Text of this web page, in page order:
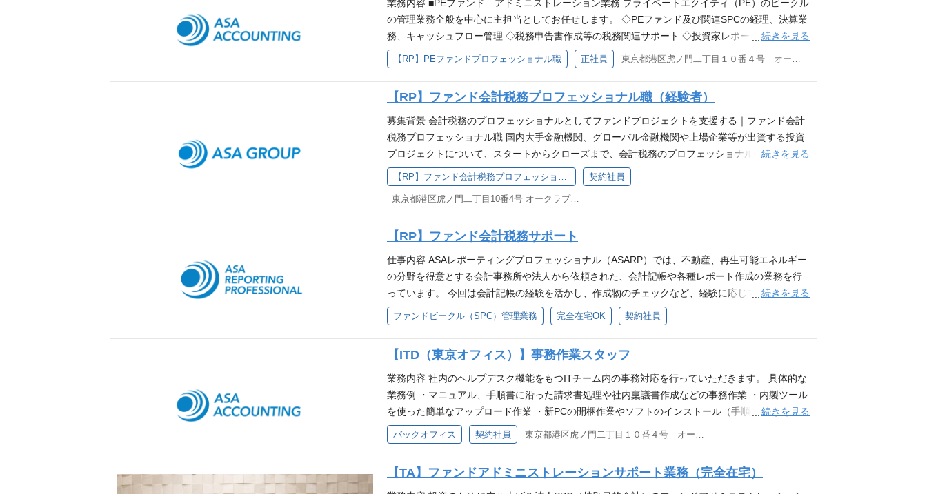
は他職種にチャレンジするなど、将来的にも業務の幅を拡げていくことが可能です。 簡単な仕事
ではありませんが、お互いにサポートしあいながら育児や介護などと両立するメンバーも多く在
籍しています。
業創出、サービス拡大をともに進めていく高いモチベーションをお持ちの方のご応募、お待ちし
ております。 チームの雰囲気 2021年6月に新しく設立されました。 現在、男性1名、女性2名で
す。スタートアップメンバーとして、これまでのご経験・人脈などを活かしてご活躍いただける
方をお待ちしております。
悩みを解決できる、サポートのポジションです。 特に、福岡オフィスで働くメンバーは、東京に
ある書類がすぐに見れません。 そんなときに、PDFにして保存したり、モニター越しにコミュニ
ながります。 あなたの頑張りがそのまま目に見えて分かるため、みんなから「ありがとう！」
も安心してスタートできますよ！ ブランクのある方も大歓迎です！ チームの雰囲気 ASAグループ
ありますが、共通しているのは、「親切」「優しい」という点。 新入社員の方に入社後にインタ
ビューをすると、「皆さん忙しそうなのに、こんな丁寧に教えてもらえるなんで申し訳ないで
す」と言ってもらえるほど、雰囲気は良く、個人を尊重して働いているメンバーです。
業務内容 ■PEファンド アドミニストレーション業務 プライベートエクイティ（PE）のビークル
の管理業務全般を中心に主担当としてお任せします。 ◇PEファンド及び関連SPCの経理、決算業
務、キャッシュフロー管理 ◇税務申告書作成等の税務関連サポート ◇投資家レポーティング及び
各種投資家対応 ◇会計監査対応 ◇キャピタルコール対応 ◇配当計算等の関連資料の作成業務、
レビュー、チェック ◇ストラクチャリングサポート 当社は設立以来、ファンドアドミニストレー
ションを中心にサービスを提供しています。 PEファンドアドミニストレーションについても、今
後のサービスの主軸として、強化を進めています。 PE投資には一般的に投資事業有限責任組合
（LPS）が用いられる事例が多いですが、その他、株式会社、合同会社、一般社団法人などの管
理業務全般の対応を行っており、LPSにおいては、無限責任組合員（GP）のサポートも対応して
おります。 今回のポジションでは、PEファンドサービスの強化を推進するメインメンバーとして
活躍いただける方を募集します。
続きを見る
【RP】PEファンドプロフェッショナル職 正社員
【RP】ファンド会計税務プロフェッショナル職（経験者）
募集背景 会計税務のプロフェッショナルとしてファンドプロジェクトを支援する｜ファンド会計
税務プロフェッショナル職 国内大手金融機関、グローバル金融機関や上場企業等が出資する投資
プロジェクトについて、スタートからクローズまで、会計税務のプロフェッショナルとして担当
いただきます。社会課題解決のためのプロジェクトも多く扱っており、ご自身の知識や経験が社
会貢献につながっているという実感をお持ちいただくことができます。 業務内容 不動産ファンド
を中心に組成アドバイザリーや期中管理における会計税務業務等をメインで対応いただきます。
会計税務領域での高いパフォーマンスに加えて、ファンドプロジェクト全体を円滑に進めるため
に何が必要か、お客様のニーズに対しての最適な解決案を提示し、高い満足度を得られるように
サポートすることが求められます。 ファンド決算対応（US-GAAP、IFRS、連結パッケージ、連
結納税関連対応など） 案件組成時のスキーム構築アドバイザリー 投資家報告レポート作成 税務
申告書作成サポート 業務プロセスの改善提案と効率化施策の推進・実行 やりがい プロジェクト
つ着実に業務を遂行してきた経験を存分に生かすことができます。また、チーム内外の多様なス
く重要な役割を果たしていただくことに意欲のある方を歓迎します。
続きを見る
契約社員
東京都港区虎ノ門二丁目10番4号 オークラプレステージタワー10階
【RP】ファンド会計税務サポート
仕事内容 ASAレポーティングプロフェッショナル（ASARP）では、不動産、再生可能エネルギー
の分野を得意とする会計事務所や法人から依頼された、会計記帳や各種レポート作成の業務を行
っています。 今回は会計記帳の経験を活かし、作成物のチェックなど、経験に応じて社内外の関
係者とコミュニケーションをとりながら、担当業務を進めていただきます。 ・お客様からの証憑
回収・整理 ・お客様とのメールでのQ&A対応（通常の会計記帳に関するもの） ・通常取引仕訳の
チェックと確定 ・決算整理仕訳のチェックと確定 ・各取引の会計上の判断 ・取引・契約をもと
にした経過勘定シートの更新 ・固定資産の判断とシステムへの台帳登録 ・月次試算表作成補助
・投資家報告数値作成補助 ASAレポーティングプロフェッショナルは、在宅勤務での業務となり
ます。 日々のコミュニケーションは、チャットや電話、Zoom等を活用しています。また、業務
に特化した研修動画も作成しています。 在宅勤務が初めての場合、最初は少し戸惑われるかもし
れませんが、ASAレポーティングプロフェッショナルのメンバーが丁寧に指導いたしますので、
ご安心ください。 チームの雰囲気 在宅勤務での就業なので、頻繁にチームメンバーと会話をする
ような状況ではありませんが、メールやチャットを積極的に活用するなど全員一丸となってコミ
ュニケーションがとれるように 取り組んでいます。 また、必要な場合にはオンラインでミーティ
ングをしますが、その際は仕事の話もしつつ、住んでいる場所の情報を交換するなど和気あいあ
続きを見る
ファンドビークル（SPC）管理業務 完全在宅OK 契約社員
【ITD（東京オフィス）】事務作業スタッフ
業務内容 社内のヘルプデスク機能をもつITチーム内の事務対応を行っていただきます。 具体的な
業務例 ・マニュアル、手順書に沿った請求書処理や社内稟議書作成などの事務作業 ・内製ツール
を使った簡単なアップロード作業 ・新PCの開梱作業やソフトのインストール（手順書に沿った対
応です）、端末管理 ・社内担当者とのメールやり取り など 特別なスキルは不要です。 決めら
れた手順を丁寧かつ確実に対応できる方を歓迎します。 9:30～18:00の間で1日5時間～、週4日～
ご相談可能です。フレックス勤務制度を導入しているため、平日のシフトはご自身で調整可能で
す。 ※今回は東京オフィスに出社勤務いただける方を募集します。
続きを見る
バックオフィス 契約社員
【TA】ファンドアドミニストレーションサポート業務（完全在宅）